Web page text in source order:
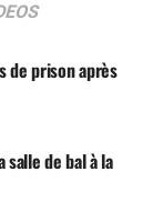
de prison après
salle de bal à la